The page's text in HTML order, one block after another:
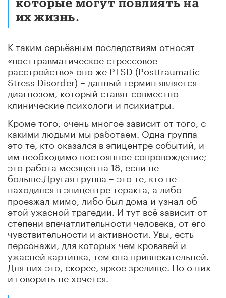
их жизнь.
К таким серьёзным последствиям относят
«посттравматическое стрессовое
расстройство» оно же PTSD (Posttraumatic
Stress Disorder) – данный термин является
диагнозом, который ставят совместно
клинические психологи и психиатры.
Кроме того, очень многое зависит от того, с
какими людьми мы работаем. Одна группа –
это те, кто оказался в эпицентре событий, и
им необходимо постоянное сопровождение;
это работа месяцев на 18, если не
больше.Другая группа – это те, кто не
находился в эпицентре теракта, а либо
проезжал мимо, либо был дома и узнал об
этой ужасной трагедии. И тут всё зависит от
степени впечатлительности человека, от его
чувствительности и активности. Увы, есть
персонажи, для которых чем кровавей и
ужасней картинка, тем она привлекательней.
Для них это, скорее, яркое зрелище. Но о них
и говорить не хочется.